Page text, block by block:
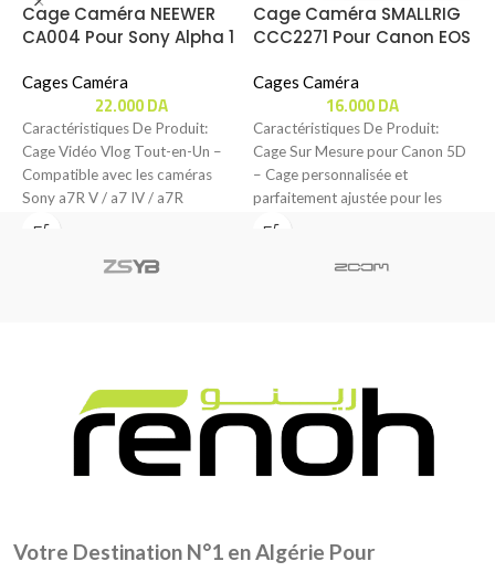
Cage Caméra NEEWER
CA004 Pour Sony Alpha 1
Cages Caméra
22.000DA
Caractéristiques De Produit:
Cage Vidéo Vlog Tout-en-Un –
Compatible avec les caméras
Sony a7R V / a7 IV / a7R
Cage Caméra SMALLRIG
CCC2271 Pour Canon EOS
)
Cages Caméra
16.000DA
Caractéristiques De Produit:
Cage Sur Mesure pour Canon 5D
– Cage personnalisée et
parfaitement ajustée pour les
appareils Canon 5D
Votre Destination N°1 en Algérie Pour